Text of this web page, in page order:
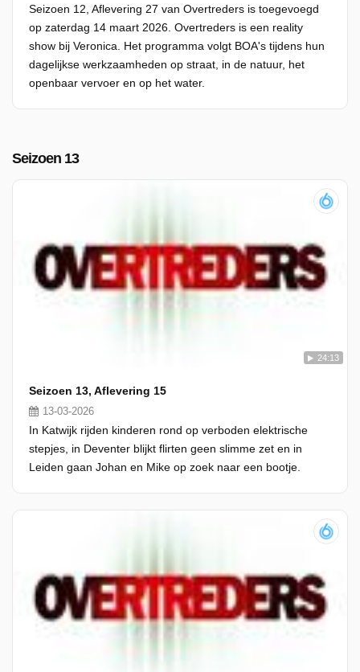
Seizoen 12, Aflevering 27 van Overtreders is toegevoegd
op zaterdag 14 maart 2026. Overtreders is een reality
show bij Veronica. Het programma volgt BOA's tijdens hun
dagelijkse werkzaamheden op straat, in de natuur, het
openbaar vervoer en op het water.
Seizoen 13
24:13
Seizoen 13, Aflevering 15
13-03-2026
In Katwijk rijden kinderen rond op verboden elektrische
stepjes, in Deventer blijkt flirten geen slimme zet en in
Leiden gaan Johan en Mike op zoek naar een bootje.